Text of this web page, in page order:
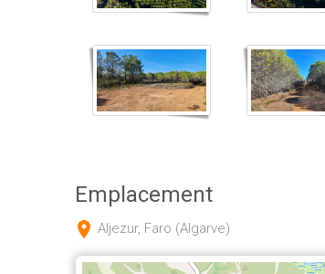
Emplacement
Aljezur, Faro (Algarve)